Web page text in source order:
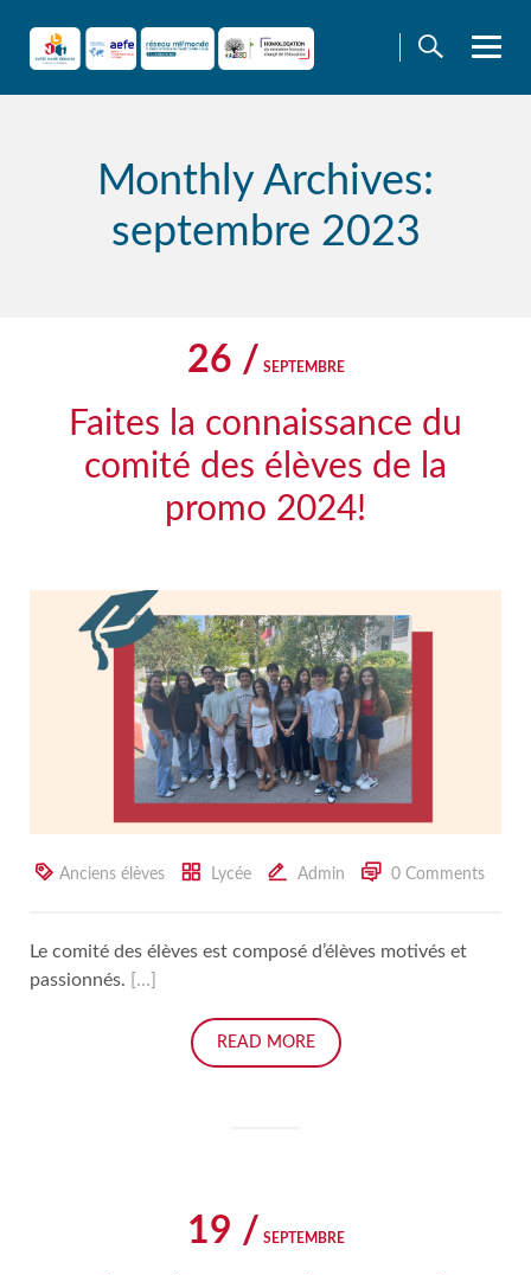
content
Monthly Archives:
septembre 2023
26 / SEPTEMBRE
Faites la connaissance du
comité des élèves de la
promo 2024!
Anciens élèves Lycée Admin 0 Comments
Le comité des élèves est composé d’élèves motivés et
passionnés.
[…]
READ MORE
19 / SEPTEMBRE